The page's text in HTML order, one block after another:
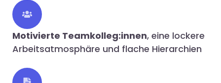
Motivierte Teamkolleg:innen, eine lockere
Arbeitsatmosphäre und flache Hierarchien